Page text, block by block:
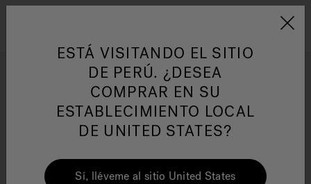
Jacuzzi&reg; Latin
Responsabilidad Social
HIDROMASAJE
Showrooms deJacuzzi
cerca de usted
ESTÁ VISITANDO EL SITIO
DE PERÚ. ¿DESEA
COMPRAR EN SU
ESTABLECIMIENTO LOCAL
DE UNITED STATES?
Sí, lléveme al sitio United States